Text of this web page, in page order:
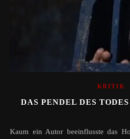
KRITIK
DAS PENDEL DES
Kaum ein Autor beeinflusste das Horror-Genre so nachhaltig,